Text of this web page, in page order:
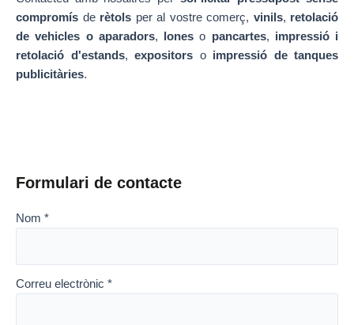
compromís de rètols per al vostre comerç, vinils, retolació
de vehicles o aparadors, lones o pancartes, impressió i
retolació d'estands, expositors o impressió de tanques
publicitàries.
Formulari de contacte
Nom *
Correu electrònic *